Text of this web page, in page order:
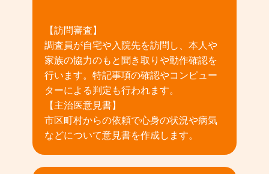
【訪問審査】
調査員が自宅や入院先を訪問し、本人や
家族の協力のもと聞き取りや動作確認を
行います。特記事項の確認やコンピュー
ターによる判定も行われます。
【主治医意見書】
市区町村からの依頼で心身の状況や病気
などについて意見書を作成します。